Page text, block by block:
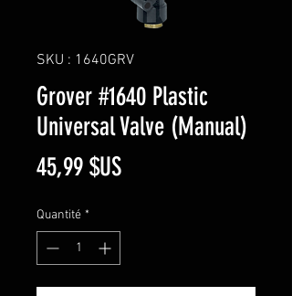
SKU : 1640GRV
Grover #1640 Plastic
Universal Valve (Manual)
45,99 $USPrix
Quantité *